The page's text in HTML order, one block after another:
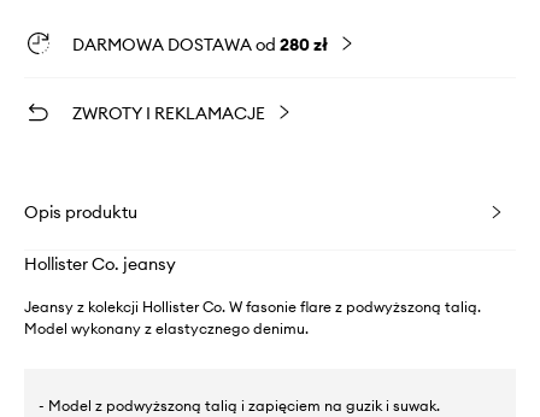
DARMOWA DOSTAWA od 280 zł
ZWROTY I REKLAMACJE
Opis produktu
Hollister Co. jeansy
Jeansy z kolekcji Hollister Co. W fasonie flare z podwyższoną talią.
Model wykonany z elastycznego denimu.
- Model z podwyższoną talią i zapięciem na guzik i suwak.